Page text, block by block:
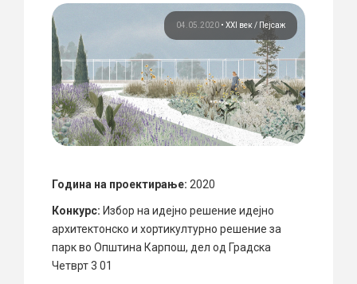
04.05.2020 • XXI век Пејсаж
Година на проектирање: 2020
Конкурс: Избор на идејно решение идејно
архитектонско и хортикултурно решение за
парк во Општина Карпош, дел од Градска
Четврт 3 01